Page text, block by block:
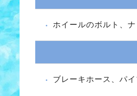
ホイールのボルト、
ブレーキホース、パ